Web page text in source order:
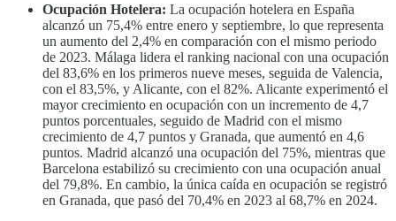
Ocupación Hotelera: La ocupación hotelera en España
alcanzó un 75,4% entre enero y septiembre, lo que representa
un aumento del 2,4% en comparación con el mismo periodo
de 2023. Málaga lidera el ranking nacional con una ocupación
del 83,6% en los primeros nueve meses, seguida de Valencia,
con el 83,5%, y Alicante, con el 82%. Alicante experimentó el
mayor crecimiento en ocupación con un incremento de 4,7
puntos porcentuales, seguido de Madrid con el mismo
crecimiento de 4,7 puntos y Granada, que aumentó en 4,6
puntos. Madrid alcanzó una ocupación del 75%, mientras que
Barcelona estabilizó su crecimiento con una ocupación anual
del 79,8%. En cambio, la única caída en ocupación se registró
en Granada, que pasó del 70,4% en 2023 al 68,7% en 2024.